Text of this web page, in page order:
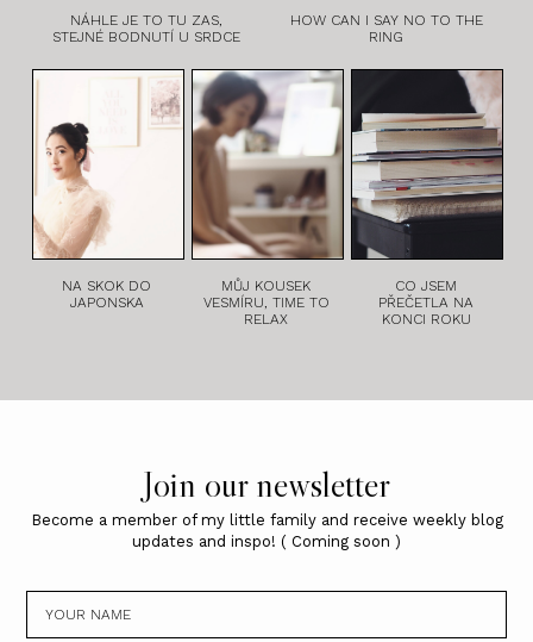
NÁHLE JE TO TU ZAS,
STEJNÉ BODNUTÍ U SRDCE
HOW CAN I SAY NO TO THE
RING
NA SKOK DO
JAPONSKA
MŮJ KOUSEK
VESMÍRU, TIME TO
RELAX
CO JSEM
PŘEČETLA NA
KONCI ROKU
Join our newsletter
Become a member of my little family and receive weekly blog
updates and inspo! ( Coming soon )